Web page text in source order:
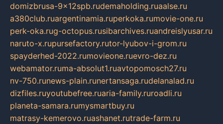
domizbrusa-9x12spb.rudemaholding.ruaalse.ru
a380club.ruargentinamia.ruperkoka.rumovie-one.ru
perk-oka.rug-octopus.rusibarchives.ruandreislyusar.ru
naruto-x.rupursefactory.rutor-lyubov-i-grom.ru
spayderhed-2022.rumovieone.ruevro-dez.ru
webamator.ruma-absolut1.ruavtopomosch27.ru
nv-750.runews-plain.runertansaga.rudelanalad.ru
dizfiles.ruyoutubefree.ruaria-family.ruroadli.ru
planeta-samara.rumysmartbuy.ru
matrasy-kemerovo.ruashanet.rutrade-farm.ru